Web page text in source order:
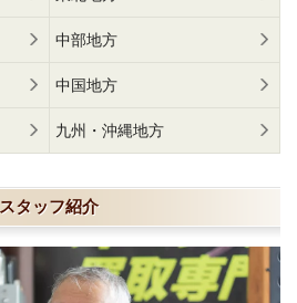
中部地方
中国地方
九州・沖縄地方
スタッフ紹介